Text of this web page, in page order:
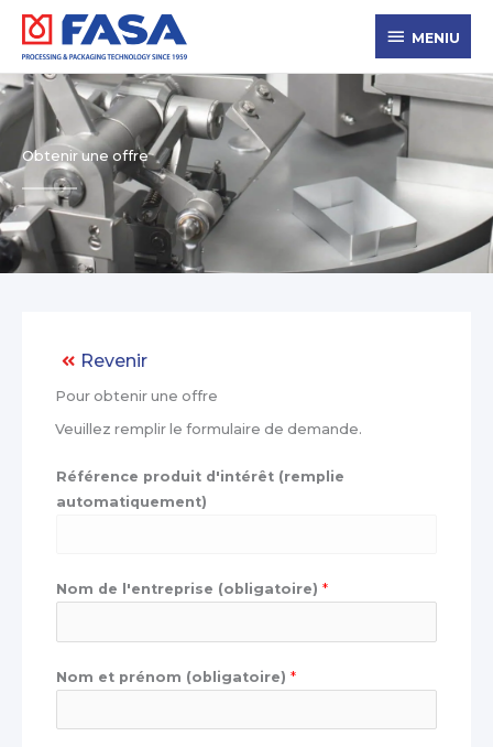
Aller
contenu
MENIU
MENIU
Obtenir une offre
Revenir
Pour obtenir une offre
Veuillez remplir le formulaire de demande.
Référence produit d'intérêt (remplie
automatiquement)
Nom de l'entreprise (obligatoire) *
Nom et prénom (obligatoire) *